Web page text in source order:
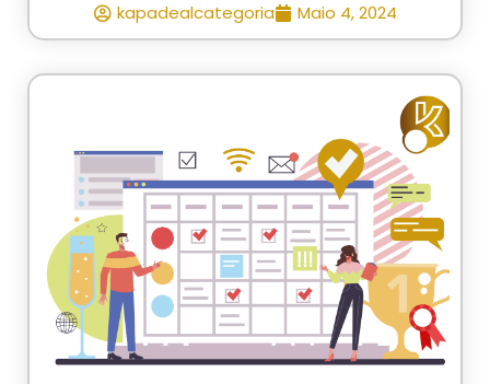
kapadealcategoria Maio 4, 2024